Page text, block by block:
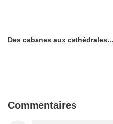
Des cabanes aux cathédrales...
Commentaires